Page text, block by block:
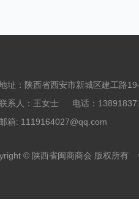
址：陕西省西安市新城区建工路
系人：王女士 电话：
邮箱: 1119164027@qq.com
© 陕西省闽商商会 版权所有